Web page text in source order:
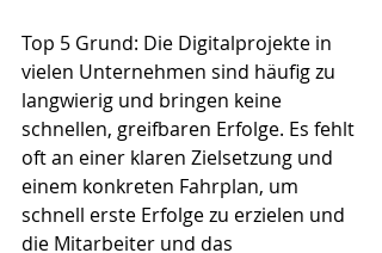
Top 5 Grund: Die Digitalprojekte in
vielen Unternehmen sind häufig zu
langwierig und bringen keine
schnellen, greifbaren Erfolge. Es fehlt
oft an einer klaren Zielsetzung und
einem konkreten Fahrplan, um
schnell erste Erfolge zu erzielen und
die Mitarbeiter und das